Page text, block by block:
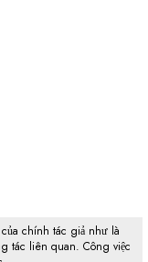
chính tác giả như là
tác liên quan. Công việc